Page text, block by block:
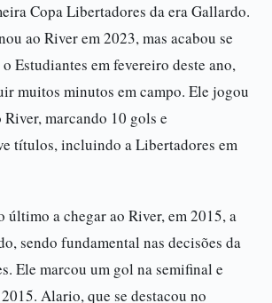
Copa Libertadores da era Gallardo.
ao River em 2023, mas acabou se
Estudiantes em fevereiro deste ano,
muitos minutos em campo. Ele jogou
marcando 10 gols e
títulos, incluindo a Libertadores em
a chegar ao River, em 2015, a
sendo fundamental nas decisões da
Ele marcou um gol na semifinal e
Alario, que se destacou no